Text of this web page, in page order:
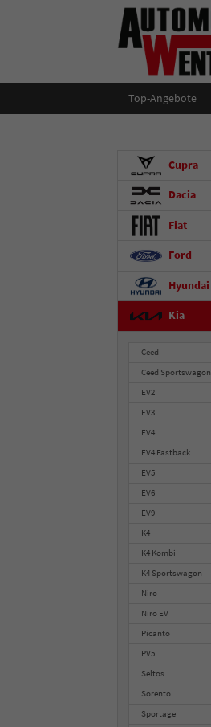
Top-Angebote
Cupra
Dacia
Fiat
Ford
Hyundai
Kia
Ceed
Ceed Sportswagon
EV2
EV3
EV4
EV4 Fastback
EV5
EV6
EV9
K4
K4 Kombi
K4 Sportswagon
Niro
Niro EV
Picanto
PV5
Seltos
Sorento
Sportage